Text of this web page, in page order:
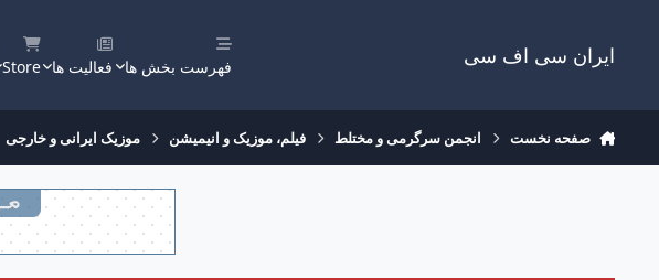
ایران سی اف سی فهرست بخش ها فعالیت ها Store
صفحه نخست انجمن سرگرمی و مختلط فیلم، موزیک و انیمیشن موزیک ایرانی و خارجی